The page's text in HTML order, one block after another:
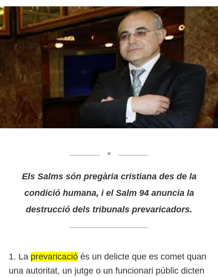
Els Salms són pregària cristiana des de la
condició humana, i el Salm 94 anuncia la
destrucció dels tribunals prevaricadors.
1. La prevaricació és un delicte que es comet quan
una autoritat, un jutge o un funcionari públic dicten